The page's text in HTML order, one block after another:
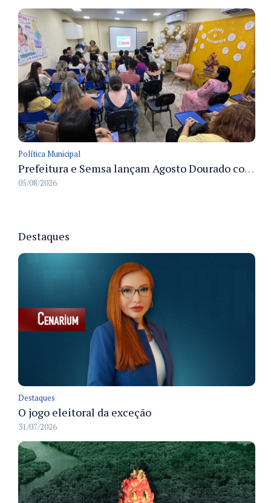
Política Municipal
Prefeitura e Semsa lançam Agosto Dourado com ações para fortalecer o aleitamento materno em Manaus
05/08/2026
Destaques
Destaques
O jogo eleitoral da exceção
31/07/2026